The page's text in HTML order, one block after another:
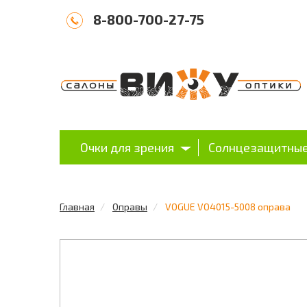
8-800-700-27-75
Очки для зрения
Главная Оправы VOGUE VO4015-5008 оправа